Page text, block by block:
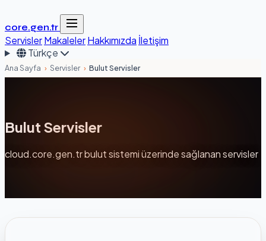
core.gen.tr
ServislerMakalelerHakkımızda İletişim
Türkçe
Ana Sayfa › Servisler › Bulut Servisler
Bulut Servisler
cloud.core.gen.tr bulut sistemi üzerinde sağlanan servisler